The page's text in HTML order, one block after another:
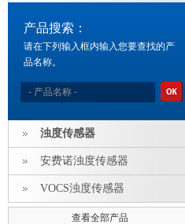
产品搜索：
请在下列输入框内输入您要查找的产
品名称。
浊度传感器
安费诺浊度传感器
VOCS浊度传感器
查看全部产品